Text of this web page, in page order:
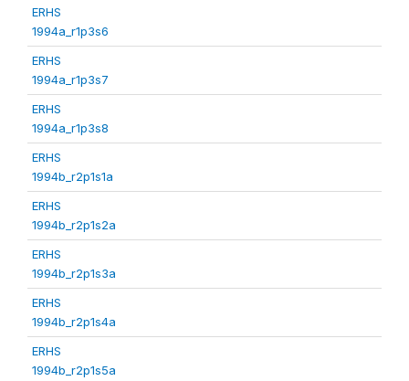
ERHS
1994a_r1p3s6
ERHS
1994a_r1p3s7
ERHS
1994a_r1p3s8
ERHS
1994b_r2p1s1a
ERHS
1994b_r2p1s2a
ERHS
1994b_r2p1s3a
ERHS
1994b_r2p1s4a
ERHS
1994b_r2p1s5a